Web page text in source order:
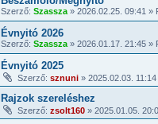
Szerző: Szassza » 2026.02.25. 09:41 »
Évnyitó 2026
Szerző: Szassza » 2026.01.17. 21:45 »
Évnyitó 2025
Szerző: sznuni » 2025.02.03. 11:14
Rajzok szereléshez
Szerző: zsolt160 » 2025.01.05.